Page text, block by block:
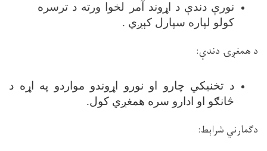
نورې دندې د اړوند آمر لخوا ورته د ترسره
کولو لپاره سپارل کېږي .
د همغږۍ دندې:
د تخنیکي چارو او نورو اړوندو مواردو په اړه د
څانګو او ادارو سره همغږي کول.
دګمارني شراېط: